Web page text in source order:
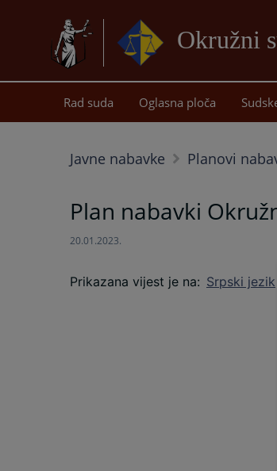
Okružni
Rad suda Oglasna ploča
Javne nabavke Planovi
Plan nabavki
20.01.2023.
Prikazana vijest je na: Srpski jezik